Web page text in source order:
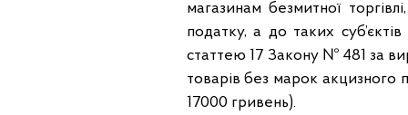
магазинам безмитної
податку, а до таких
статтею 17 Закону № 481 за
товарів без марок акцизного
17000 гривень).